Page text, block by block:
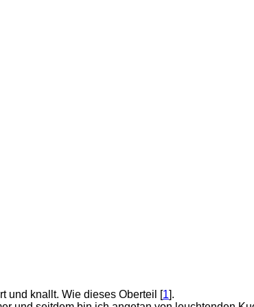
und knallt. Wie dieses Oberteil [1].